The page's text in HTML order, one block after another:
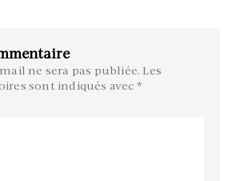
ne sera pas publiée. Les
sont indiqués avec *